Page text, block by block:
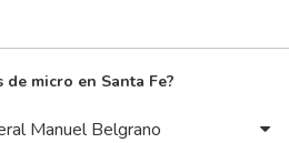
micro en Santa Fe?
Manuel Belgrano